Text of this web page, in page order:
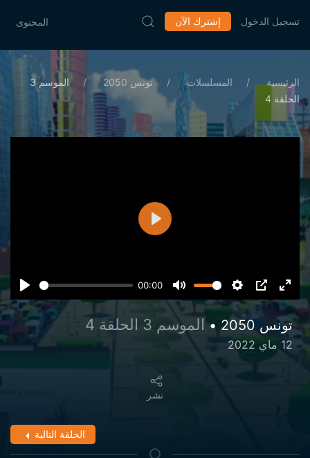
المحتوى إشترك الآن تسجيل الدخول
الرئيسية المسلسلات تونس 2050
الموسم 3
الحلقة 4
00:00
تشغيل
تونس 2050 • الموسم 3 الحلقة 4
12 ماي 2022
نشر
الحلقة التالية